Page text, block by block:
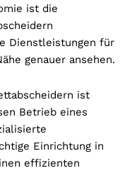
ist die
Dienstleistungen für
genauer ansehen.
ist
Betrieb eines
Einrichtung in
effizienten